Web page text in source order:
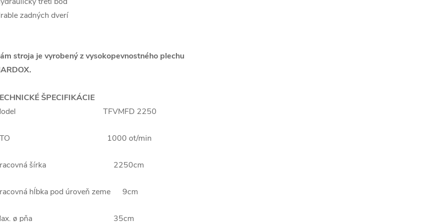
zadných dverí
stroja je vyrobený z vysokopevnostného plechu
ŠPECIFIKÁCIE
TFVMFD 2250
1000 ot/min
šírka 2250cm
hĺbka pod úroveň zeme 9cm
ø pňa 35cm